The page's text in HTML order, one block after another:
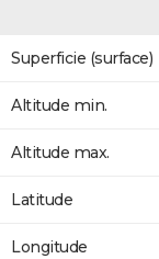
Superficie (surface)
Altitude min.
Altitude max.
Latitude
Longitude